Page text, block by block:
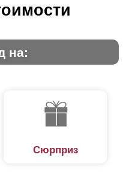
на:
Сюрприз